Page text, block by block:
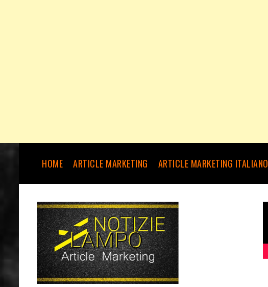
HOME ARTICLE MARKETING ARTICLE MARKETING ITALIANO